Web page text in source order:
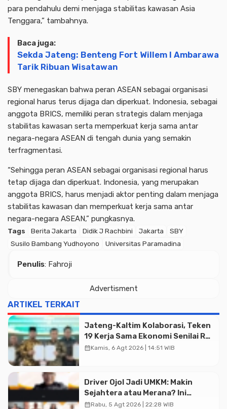
Advertisment
para pendahulu demi menjaga stabilitas kawasan Asia
Tenggara,” tambahnya.
Baca juga:
Sekda Jateng: Benteng Fort Willem I Ambarawa
Tarik Ribuan Wisatawan
SBY menegaskan bahwa peran ASEAN sebagai organisasi
regional harus terus dijaga dan diperkuat. Indonesia, sebagai
anggota BRICS, memiliki peran strategis dalam menjaga
stabilitas kawasan serta memperkuat kerja sama antar
negara-negara ASEAN di tengah dunia yang semakin
terfragmentasi.
“Sehingga peran ASEAN sebagai organisasi regional harus
tetap dijaga dan diperkuat. Indonesia, yang merupakan
anggota BRICS, harus menjadi aktor penting dalam menjaga
stabilitas kawasan dan memperkuat kerja sama antar
negara-negara ASEAN,” pungkasnya.
Tags Berita Jakarta Didik J Rachbini Jakarta
SBY
Susilo Bambang Yudhoyono
Universitas Paramadina
Penulis: Fahroji
Advertisment
ARTIKEL TERKAIT
Jateng-Kaltim Kolaborasi, Teken
19 Kerja Sama Ekonomi Senilai Rp
20,2 Triliun
calendar_monthKamis, 6 Agt 2026 | 14:51 WIB
Driver Ojol Jadi UMKM: Makin
Sejahtera atau Merana? Ini
Temuan Diskusi Paramadina
calendar_monthRabu, 5 Agt 2026 | 22:28 WIB